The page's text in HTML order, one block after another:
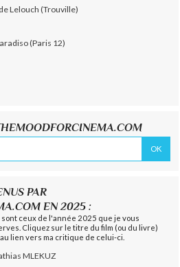
Lelouch (Trouville)
(Paris 12)
PAR
EN 2025 :
ceux de l'année 2025 que je vous
Cliquez sur le titre du film (ou du livre)
lien vers ma critique de celui-ci.
MLEKUZ